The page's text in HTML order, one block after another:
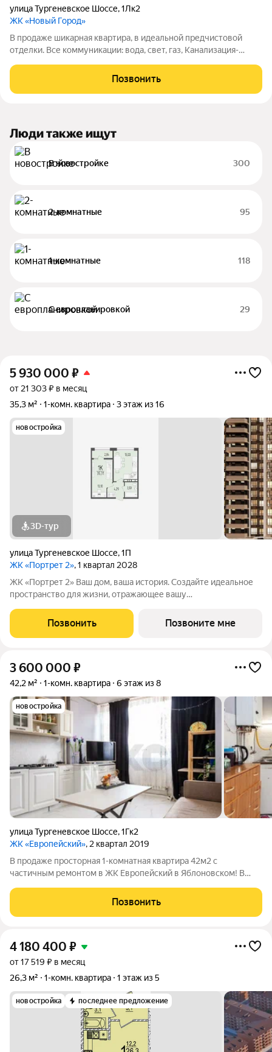
улица Тургеневское Шоссе,1Лк2
ЖК «Новый Город»
В продаже шикарная квартира, в идеальной предчистовой
отделки. Все коммуникации: вода, свет, газ, Канализация-
отопление ( коммунальные платежи низкие).Дом сдан, с
лифтом. Отличная придомовая
Позвонить
Люди также ищут
В новостройке 300
2-комнатные 95
1-комнатные 118
С европланировкой 29
5 930 000 ₽
от 21 303 ₽ в месяц
35,3 м²
1-комн. квартира 3 этаж из 16
новостройка
3D-тур
улица Тургеневское Шоссе,1П
ЖК «Портрет 2», 1 квартал 2028
ЖК «Портрет 2» Ваш дом, ваша история. Создайте идеальное
пространство для жизни, отражающее вашу
Отличные условия для семей с детьми. Рядом находятся
несколько действующих детских садов. Это
Позвонить Позвоните мне
3 600 000 ₽
42,2 м² 1-комн. квартира 6 этаж из 8
новостройка
улица Тургеневское Шоссе,1Гк2
ЖК «Европейский», 2 квартал 2019
В продаже просторная 1-комнатная квартира 42м2 с
частичным ремонтом в ЖК Европейский в Яблоновском! В
что существенно экономит на отоплении и ГВС. Ванна,коридoр
и кухня отдeлaны керамогранитoм,
Позвонить
4 180 400 ₽
от 17 519 ₽ в месяц
26,3 м²
1-комн. квартира 1 этаж из 5
новостройка последнее предложение